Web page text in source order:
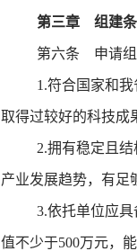
第三章 组建
第六条 申请组
1.符合国家和
取得过较好的科技成
2.拥有稳定且
产业发展趋势，有足
3.依托单位应
值不少于500万元，